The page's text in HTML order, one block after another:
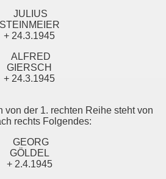
JULIUS
STEINMEIER
+ 24.3.1945
ALFRED
GIERSCH
+ 24.3.1945
von der 1. rechten Reihe steht von
rechts Folgendes:
GEORG
GÖLDEL
+ 2.4.1945